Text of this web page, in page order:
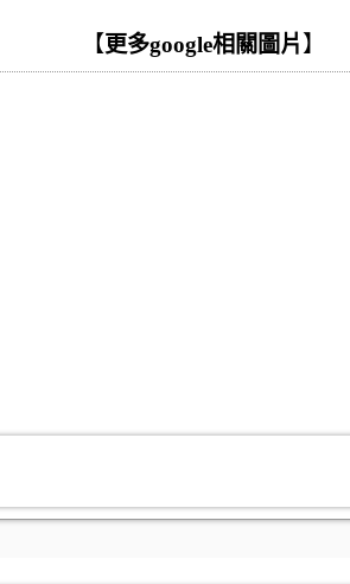
【 更多google相關圖片 】